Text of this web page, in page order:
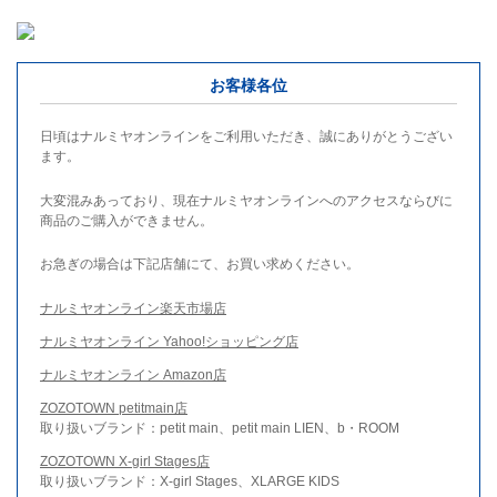
お客様各位
日頃はナルミヤオンラインをご利用いただき、誠にありがとうござい
ます。
大変混みあっており、現在ナルミヤオンラインへのアクセスならびに
商品のご購入ができません。
お急ぎの場合は下記店舗にて、お買い求めください。
ナルミヤオンライン楽天市場店
ナルミヤオンライン Yahoo!ショッピング店
ナルミヤオンライン Amazon店
ZOZOTOWN petitmain店
取り扱いブランド：petit main、petit main LIEN、b・ROOM
ZOZOTOWN X-girl Stages店
取り扱いブランド：X-girl Stages、XLARGE KIDS